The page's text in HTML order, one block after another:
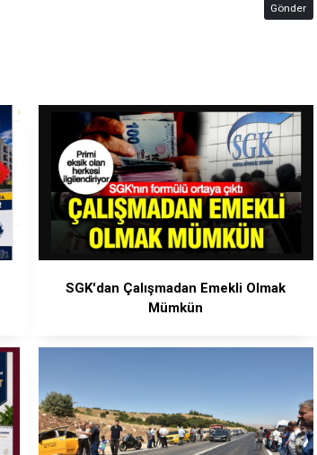
Gönder
SGK'dan Çalışmadan Emekli Olmak
Mümkün